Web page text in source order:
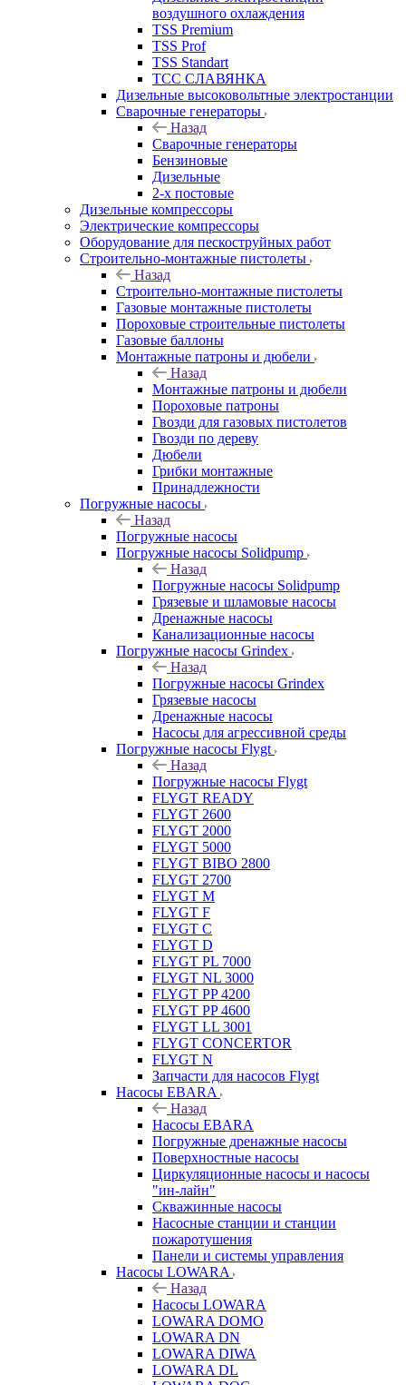
воздушного охлаждения
TSS Premium
TSS Prof
TSS Standart
ТСС СЛАВЯНКА
Дизельные высоковольтные электростанции
Сварочные генераторы
Назад
Сварочные генераторы
Бензиновые
Дизельные
2-х постовые
Дизельные компрессоры
Электрические компрессоры
Оборудование для пескоструйных работ
Строительно-монтажные пистолеты
Назад
Строительно-монтажные пистолеты
Газовые монтажные пистолеты
Пороховые строительные пистолеты
Газовые баллоны
Монтажные патроны и дюбели
Назад
Монтажные патроны и дюбели
Пороховые патроны
Гвозди для газовых пистолетов
Гвозди по дереву
Дюбели
Грибки монтажные
Принадлежности
Погружные насосы
Назад
Погружные насосы
Погружные насосы Solidpump
Назад
Погружные насосы Solidpump
Грязевые и шламовые насосы
Дренажные насосы
Канализационные насосы
Погружные насосы Grindex
Назад
Погружные насосы Grindex
Грязевые насосы
Дренажные насосы
Насосы для агрессивной среды
Погружные насосы Flygt
Назад
Погружные насосы Flygt
FLYGT READY
FLYGT 2600
FLYGT 2000
FLYGT 5000
FLYGT BIBO 2800
FLYGT 2700
FLYGT M
FLYGT F
FLYGT C
FLYGT D
FLYGT PL 7000
FLYGT NL 3000
FLYGT PP 4200
FLYGT PP 4600
FLYGT LL 3001
FLYGT CONCERTOR
FLYGT N
Запчасти для насосов Flygt
Насосы EBARA
Назад
Насосы EBARA
Погружные дренажные насосы
Поверхностные насосы
Циркуляционные насосы и насосы
"ин-лайн"
Скважинные насосы
Насосные станции и станции
пожаротушения
Панели и системы управления
Насосы LOWARA
Назад
Насосы LOWARA
LOWARA DOMO
LOWARA DN
LOWARA DIWA
LOWARA DL